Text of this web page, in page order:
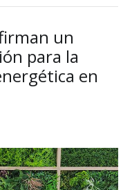
firman un
para la
en